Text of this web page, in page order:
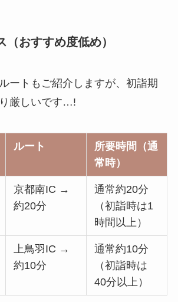
（おすすめ度低め）
ートもご紹介しますが、初詣期
厳しいです…!
ルート
所要時間（通
常時）
京都南IC →
約20分
通常約20分
（初詣時は1
時間以上）
上鳥羽IC →
約10分
通常約10分
（初詣時は
40分以上）